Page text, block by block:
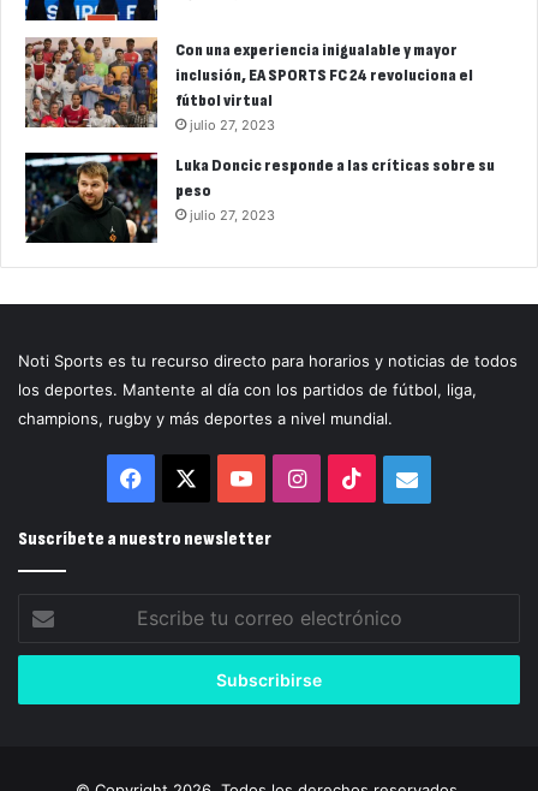
Con una experiencia inigualable y mayor
inclusión, EA SPORTS FC 24 revoluciona el
fútbol virtual
julio 27, 2023
Luka Doncic responde a las críticas sobre su
peso
julio 27, 2023
Noti Sports es tu recurso directo para horarios y noticias de todos
los deportes. Mantente al día con los partidos de fútbol, liga,
champions, rugby y más deportes a nivel mundial.
Facebook YouTubeInstagram
TikTok
Suscríbete a nuestro newsletter
Escribe
tu
correo